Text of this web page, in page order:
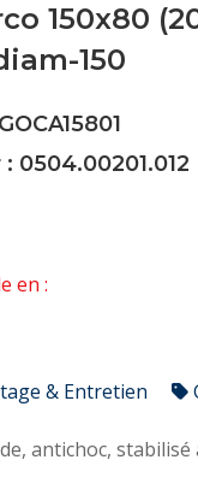
150x80
150
0504.00201.012
en :
& Entretien
antichoc,